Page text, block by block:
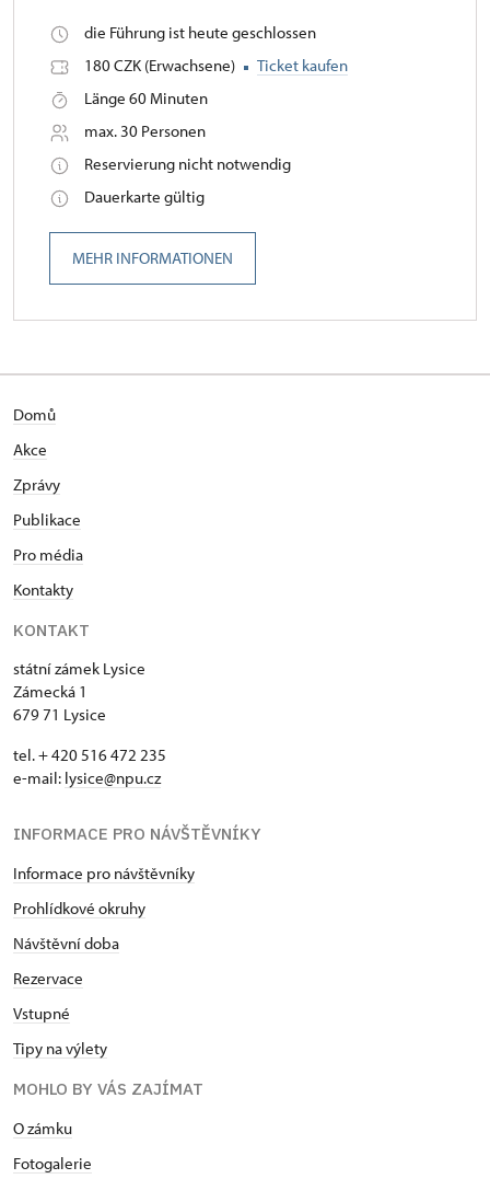
die Führung ist heute geschlossen
180 CZK (Erwachsene)
Ticket kaufen
Länge 60 Minuten
max. 30 Personen
Reservierung nicht notwendig
Dauerkarte gültig
MEHR INFORMATIONEN
Domů
Akce
Zprávy
Publikace
Pro média
Kontakty
KONTAKT
státní zámek Lysice
Zámecká 1
679 71 Lysice
tel. + 420 516 472 235
e-mail: ​lysice@npu.cz
INFORMACE PRO NÁVŠTĚVNÍKY
Informace pro návštěvníky
Prohlídkové okruhy
Návštěvní doba
Rezervace
Vstupné
Tipy na výlety
MOHLO BY VÁS ZAJÍMAT
O zámku
Fotogalerie